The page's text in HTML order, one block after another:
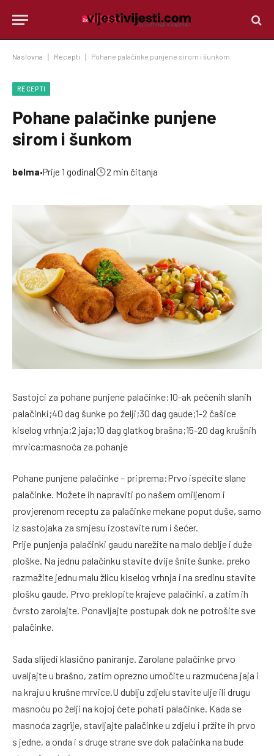
Naslovna Recepti Pohane palačinke punjene sirom i šunkom
RECEPTI
Pohane palačinke punjene
sirom i šunkom
belma•Prije 1 godina| 2 min čitanja
Sastojci za pohane punjene palačinke:10-ak pečenih slanih
palačinki;40 dag šunke po želji;30 dag gaude;1-2 čašice
kiselog vrhnja;2 jaja;10 dag glatkog brašna;15-20 dag krušnih
mrvica;masnoća za pohanje
Pohane punjene palačinke – priprema:Prvo ispecite slane
palačinke. Možete ih napraviti po našem omiljenom i
provjerenom receptu za palačinke mekane poput duše, samo
iz sastojaka za smjesu izostavite rum i šećer.
Prije punjenja palačinki gaudu narežite na malo deblje i duže
ploške. Na jednu palačinku stavite dvije šnite šunke, preko
razmažite jednu malu žlicu kiselog vrhnja i na sredinu stavite
plošku gaude. Prvo preklopite krajeve palačinki, a zatim ih
čvrsto zarolajte. Ponavljajte postupak dok ne potrošite sve
palačinke.
Sada slijedi klasično paniranje. Zarolane palačinke prvo
uvaljajte u brašno, zatim oprezno umočite u razmućena jaja i
na kraju u krušne mrvice.U dublju zdjelu stavite ulje ili drugu
masnoću po želji na kojoj ćete pohati palačinke. Kada se
masnoća zagrije, stavljajte palačinke u zdjelu i pržite ih prvo
s jedne, a onda i s druge strane sve dok palačinka na bude